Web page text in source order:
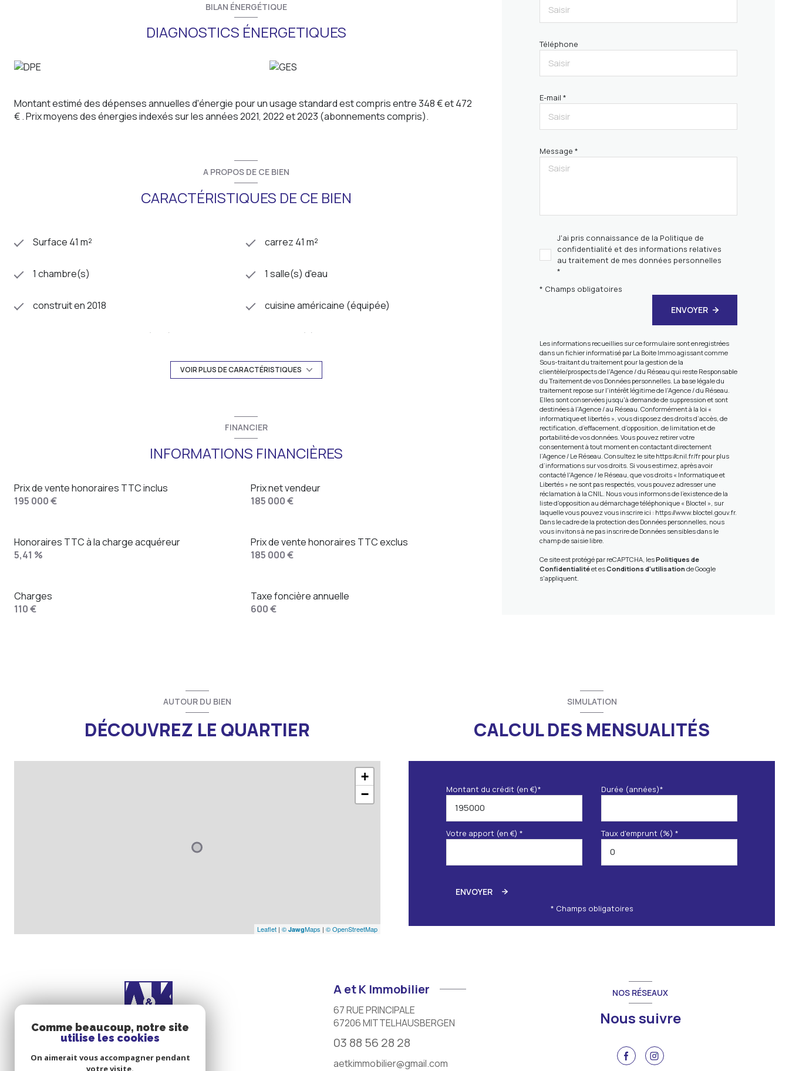
BILAN ÉNERGÉTIQUE
DIAGNOSTICS ÉNERGETIQUES
Montant estimé des dépenses annuelles d'énergie pour un usage standard est compris entre 348 € et 472
€ . Prix moyens des énergies indexés sur les années 2021, 2022 et 2023 (abonnements compris).
A PROPOS DE CE BIEN
CARACTÉRISTIQUES DE CE BIEN
Surface 41 m² carrez 41 m²
1 chambre(s) 1 salle(s) d'eau
construit en 2018 cuisine américaine (équipée)
Chauffage collectif : autre (gaz) 1 garage(s)
1er étage
terrasse
VOIR PLUS DE CARACTÉRISTIQUES
FINANCIER
INFORMATIONS FINANCIÈRES
Prix de vente honoraires TTC inclus
195 000 €
Prix net vendeur
185 000 €
Prix de vente honoraires TTC exclus
185 000 €
Honoraires TTC à la charge acquéreur
5,41 %
Charges
110 €
Taxe foncière annuelle
600 €
Téléphone
E-mail *
Message *
J'ai pris connaissance de la Politique de
confidentialité et des informations relatives
au traitement de mes données personnelles
*
* Champs obligatoires
ENVOYER
Les informations recueillies sur ce formulaire sont enregistrées
dans un fichier informatisé par La Boite Immo agissant comme
Sous-traitant du traitement pour la gestion de la
clientèle/prospects de l'Agence / du Réseau qui reste Responsable
du Traitement de vos Données personnelles. La base légale du
traitement repose sur l'intérêt légitime de l'Agence / du Réseau.
Elles sont conservées jusqu'à demande de suppression et sont
destinées à l'Agence / au Réseau. Conformément à la loi «
informatique et libertés », vous disposez des droits d’accès, de
rectification, d’effacement, d’opposition, de limitation et de
portabilité de vos données. Vous pouvez retirer votre
consentement à tout moment en contactant directement
l’Agence / Le Réseau. Consultez le site https://cnil.fr/frpour plus
d’informations sur vos droits. Si vous estimez, après avoir
contacté l'Agence / le Réseau, que vos droits « Informatique et
Libertés » ne sont pas respectés, vous pouvez adresser une
réclamation à la CNIL. Nous vous informons de l’existence de la
liste d'opposition au démarchage téléphonique « Bloctel », sur
laquelle vous pouvez vous inscrire ici : https://www.bloctel.gouv.fr.
Dans le cadre de la protection des Données personnelles, nous
vous invitons à ne pas inscrire de Données sensibles dans le
champ de saisie libre.
Ce site est protégé par reCAPTCHA, lesPolitiques de
Confidentialitéet esConditions d'utilisationde Google
s'appliquent.
AUTOUR DU BIEN
DÉCOUVREZ LE QUARTIER
+
−
Leaflet | © JawgMaps | © OpenStreetMap
SIMULATION
CALCUL DES MENSUALITÉS
Montant du crédit (en €)* Durée (années)*
Votre apport (en €) * Taux d'emprunt (%) *
ENVOYER
* Champs obligatoires
A et K Immobilier
67 RUE PRINCIPALE
67206MITTELHAUSBERGEN
03 88 56 28 28
aetkimmobilier@gmail.com
NOS RÉSEAUX
Nous suivre
Comme beaucoup, notre site
utilise les cookies
On aimerait vous accompagner pendant
votre visite.